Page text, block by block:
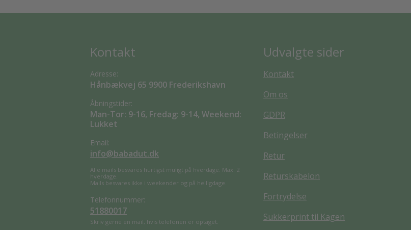
Kontakt
Adresse:
Hånbækvej 65 9900 Frederikshavn
Åbningstider:
Man-Tor: 9-16, Fredag: 9-14, Weekend:
Lukket
Email:
info@babadut.dk
Alle mails besvares hurtigst muligt på hverdage. Max. 2
hverdage.
Mails besvares ikke i weekender og på helligdage.
Telefonnummer:
51880017
Skriv gerne en mail, hvis telefonen er optaget.
Udvalgte sider
Kontakt
Om os
GDPR
Betingelser
Retur
Returskabelon
Fortrydelse
Sukkerprint til Kagen